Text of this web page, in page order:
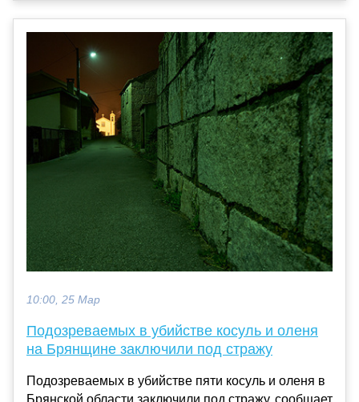
10:00, 25 Мар
Подозреваемых в убийстве косуль и оленя
на Брянщине заключили под стражу
Подозреваемых в убийстве пяти косуль и оленя в
Брянской области заключили под стражу, сообщает